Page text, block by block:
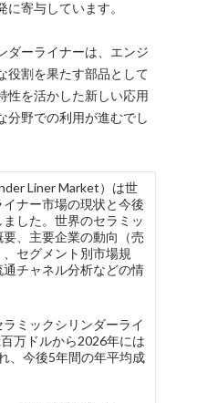
寄与しています。
ダーライナーは、エンジ
役割を果たす部品として
性を活かした新しい応用
分野での利用が進むでし
Liner Market）は世
ナー市場の現状と今後
した。世界のセラミッ
、主要企業の動向（売
セグメント別市場規
チャネル分析などの情
ミックシリンダーライ
万ドルから2026年には
、今後5年間の年平均成